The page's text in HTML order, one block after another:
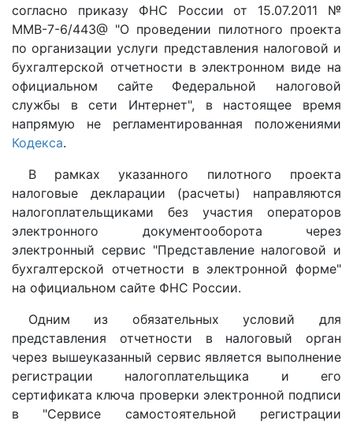
согласно приказу ФНС России от 15.07.2011 №
ММВ-7-6/443@ "О проведении пилотного проекта
по организации услуги представления налоговой и
бухгалтерской отчетности в электронном виде на
официальном сайте Федеральной налоговой
службы в сети Интернет", в настоящее время
напрямую не регламентированная положениями
Кодекса.
В рамках указанного пилотного проекта
налоговые декларации (расчеты) направляются
налогоплательщиками без участия операторов
электронного документооборота через
электронный сервис "Представление налоговой и
бухгалтерской отчетности в электронной форме"
на официальном сайте ФНС России.
Одним из обязательных условий для
представления отчетности в налоговый орган
через вышеуказанный сервис является выполнение
регистрации налогоплательщика и его
сертификата ключа проверки электронной подписи
в "Сервисе самостоятельной регистрации